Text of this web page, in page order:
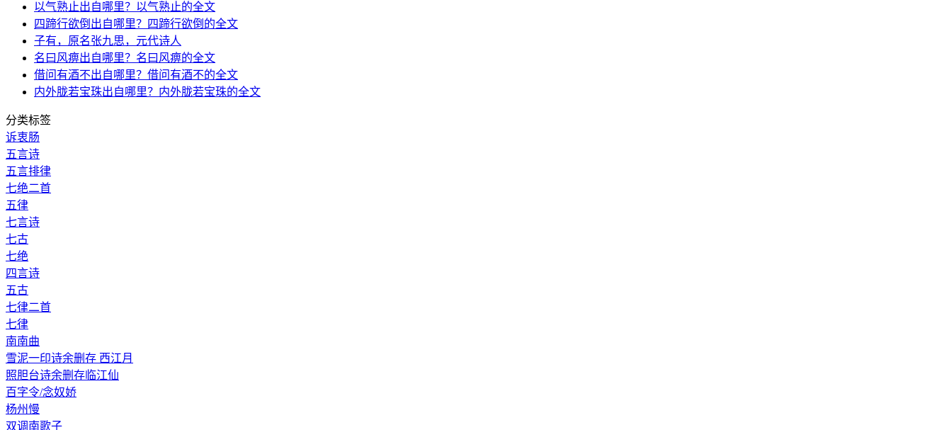
以气熟止出自哪里？以气熟止的全文
四蹄行欲倒出自哪里？四蹄行欲倒的全文
子有，原名张九思，元代诗人
名曰风痹出自哪里？名曰风痹的全文
借问有酒不出自哪里？借问有酒不的全文
内外胧若宝珠出自哪里？内外胧若宝珠的全文
分类标签
诉衷肠
五言诗
五言排律
七绝二首
五律
七言诗
七古
七绝
四言诗
五古
七律二首
七律
南南曲
雪泥一印诗余删存 西江月
照胆台诗余删存临江仙
百字令/念奴娇
杨州慢
双调南歌子